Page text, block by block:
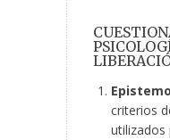
criterios
utilizados